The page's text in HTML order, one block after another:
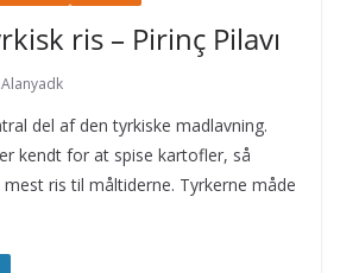
ris – Pirinç Pilavı
Alanyadk
del af den tyrkiske madlavning.
kendt for at spise kartofler, så
ris til måltiderne. Tyrkerne måde